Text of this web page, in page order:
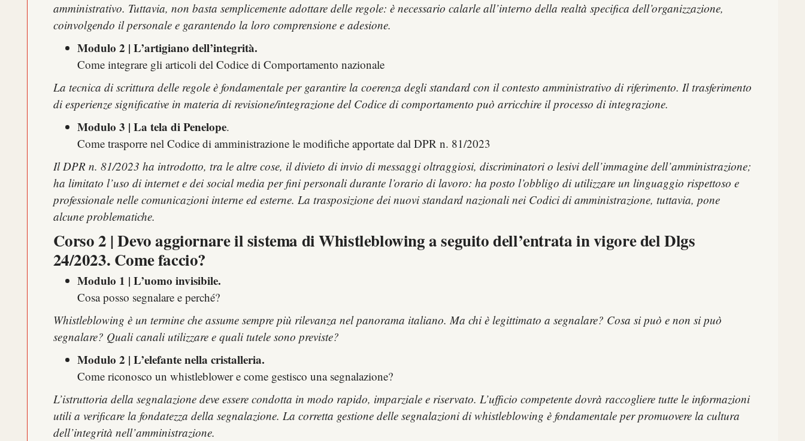
amministrativo. Tuttavia, non basta semplicemente adottare delle regole: è necessario calarle all’interno della realtà specifica dell’organizzazione,
coinvolgendo il personale e garantendo la loro comprensione e adesione.
Modulo 2 | L’artigiano dell’integrità.
Come integrare gli articoli del Codice di Comportamento nazionale
La tecnica di scrittura delle regole è fondamentale per garantire la coerenza degli standard con il contesto amministrativo di riferimento. Il trasferimento
di esperienze significative in materia di revisione/integrazione del Codice di comportamento può arricchire il processo di integrazione.
Modulo 3 | La tela di Penelope.
Come trasporre nel Codice di amministrazione le modifiche apportate dal DPR n. 81/2023
Il DPR n. 81/2023 ha introdotto, tra le altre cose, il divieto di invio di messaggi oltraggiosi, discriminatori o lesivi dell’immagine dell’amministrazione;
ha limitato l’uso di internet e dei social media per fini personali durante l’orario di lavoro: ha posto l’obbligo di utilizzare un linguaggio rispettoso e
professionale nelle comunicazioni interne ed esterne. La trasposizione dei nuovi standard nazionali nei Codici di amministrazione, tuttavia, pone
alcune problematiche.
Corso 2 | Devo aggiornare il sistema di Whistleblowing a seguito dell’entrata in vigore del Dlgs
24/2023. Come faccio?
Modulo 1 | L’uomo invisibile.
Cosa posso segnalare e perché?
Whistleblowing è un termine che assume sempre più rilevanza nel panorama italiano. Ma chi è legittimato a segnalare? Cosa si può e non si può
segnalare? Quali canali utilizzare e quali tutele sono previste?
Modulo 2 | L’elefante nella cristalleria.
Come riconosco un whistleblower e come gestisco una segnalazione?
L’istruttoria della segnalazione deve essere condotta in modo rapido, imparziale e riservato. L’ufficio competente dovrà raccogliere tutte le informazioni
utili a verificare la fondatezza della segnalazione. La corretta gestione delle segnalazioni di whistleblowing è fondamentale per promuovere la cultura
dell’integrità nell’amministrazione.